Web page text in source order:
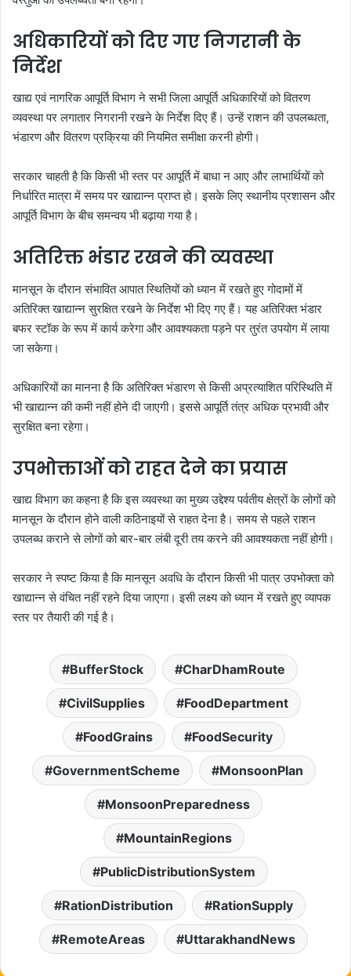
अधिकारियों को दिए गए निगरानी के
निर्देश
खाद्य एवं नागरिक आपूर्ति विभाग ने सभी जिला आपूर्ति अधिकारियों को वितरण
व्यवस्था पर लगातार निगरानी रखने के निर्देश दिए हैं। उन्हें राशन की उपलब्धता,
भंडारण और वितरण प्रक्रिया की नियमित समीक्षा करनी होगी।
सरकार चाहती है कि किसी भी स्तर पर आपूर्ति में बाधा न आए और लाभार्थियों को
निर्धारित मात्रा में समय पर खाद्यान्न प्राप्त हो। इसके लिए स्थानीय प्रशासन और
आपूर्ति विभाग के बीच समन्वय भी बढ़ाया गया है।
अतिरिक्त भंडार रखने की व्यवस्था
मानसून के दौरान संभावित आपात स्थितियों को ध्यान में रखते हुए गोदामों में
अतिरिक्त खाद्यान्न सुरक्षित रखने के निर्देश भी दिए गए हैं। यह अतिरिक्त भंडार
बफर स्टॉक के रूप में कार्य करेगा और आवश्यकता पड़ने पर तुरंत उपयोग में लाया
जा सकेगा।
अधिकारियों का मानना है कि अतिरिक्त भंडारण से किसी अप्रत्याशित परिस्थिति में
भी खाद्यान्न की कमी नहीं होने दी जाएगी। इससे आपूर्ति तंत्र अधिक प्रभावी और
सुरक्षित बना रहेगा।
उपभोक्ताओं को राहत देने का प्रयास
खाद्य विभाग का कहना है कि इस व्यवस्था का मुख्य उद्देश्य पर्वतीय क्षेत्रों के लोगों को
मानसून के दौरान होने वाली कठिनाइयों से राहत देना है। समय से पहले राशन
उपलब्ध कराने से लोगों को बार-बार लंबी दूरी तय करने की आवश्यकता नहीं होगी।
सरकार ने स्पष्ट किया है कि मानसून अवधि के दौरान किसी भी पात्र उपभोक्ता को
खाद्यान्न से वंचित नहीं रहने दिया जाएगा। इसी लक्ष्य को ध्यान में रखते हुए व्यापक
स्तर पर तैयारी की गई है।
BufferStock CharDhamRoute
CivilSupplies FoodDepartment
FoodGrains FoodSecurity
GovernmentScheme MonsoonPlan
MonsoonPreparedness
MountainRegions
PublicDistributionSystem
RationDistribution RationSupply
RemoteAreas UttarakhandNews